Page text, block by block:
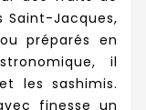
Jacques,
préparés en
il
les sashimis.
finesse un